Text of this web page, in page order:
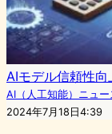
AIモデル信頼性
AI（人工知能）ニュー
2024年7月18日4:39